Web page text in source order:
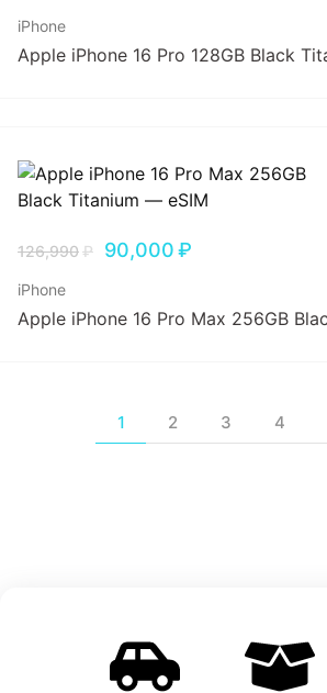
iPhone
Apple iPhone 16 Pro 128GB Black
126,990₽ 90,000₽
iPhone
Apple iPhone 16 Pro Max 256GB
1 2 3 4